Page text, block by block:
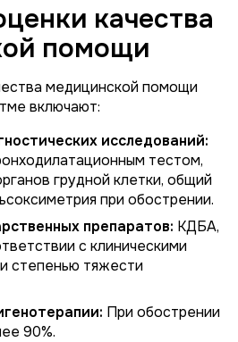
качества
помощи
медицинской помощи
включают:
исследований:
тестом,
грудной клетки, общий
при обострении.
препаратов: КДБА,
с клиническими
степенью тяжести
При обострении
90%.